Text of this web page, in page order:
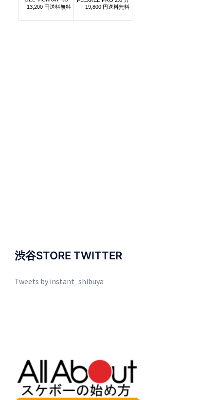
渋谷STORE TWITTER
Tweets by instant_shibuya